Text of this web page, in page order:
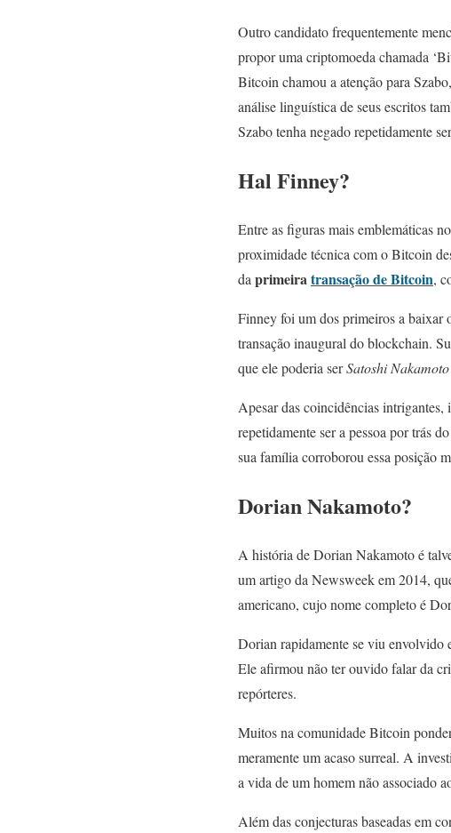
Outro candidato frequentemente
propor uma criptomoeda chamada
Bitcoin chamou a atenção para
análise linguística de seus escritos
Szabo tenha negado repetidamente
Hal Finney?
Entre as figuras mais emblemáticas
proximidade técnica com o Bitcoin
daprimeiratransação de Bitcoin,
Finney foi um dos primeiros a baixar
transação inaugural do blockchain.
que ele poderia serSatoshi Nakamoto
Apesar das coincidências
repetidamente ser a pessoa por trás
sua família corroborou essa posição
Dorian Nakamoto?
A história de Dorian Nakamoto é
um artigo da Newsweek em 2014,
americano, cujo nome completo é
Dorian rapidamente se viu envolvido
Ele afirmou não ter ouvido falar da
repórteres.
Muitos na comunidade Bitcoin
meramente um acaso surreal. A
a vida de um homem não associado
Além das conjecturas baseadas em